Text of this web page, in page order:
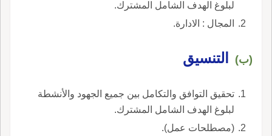
لبلوغ الهدف الشامل المشترك.
المجال : الادارة.
(ب) التنسيق
تحقيق التوافق والتكامل بين جميع الجهود والأنشطة
لبلوغ الهدف الشامل المشترك.
(مصطلحات عمل).